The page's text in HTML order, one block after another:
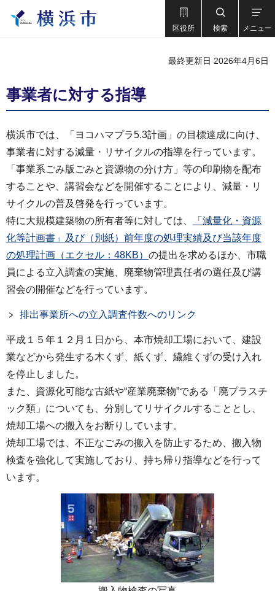
区役所 検索 メニュー
最終更新日 2026年4月6日
事業者に対する指導
横浜市では、「ヨコハマプラ5.3計画」の目標達成に向け、
事業者に対する減量・リサイクルの指導を行っています。
「事業系ごみ版ごみと資源物の分け方」等の印刷物を配布
することや、講習会などを開催することにより、減量・リ
サイクルの普及啓発を行っています。
特に大規模建築物の所有者等に対しては、
「減量化・資源
化等計画書」及び（別紙）前年度の処理実績及び当該年度
の処理計画（エクセル：48KB） の提出を求めるほか、市職
員による立入調査の実施、廃棄物管理責任者の選任及び講
習会の開催などを行っています。
排出事業所への立入調査件数へのリンク
平成１５年１２月１日から、本市焼却工場において、建設
業などから発生する木くず、紙くず、繊維くずの受け入れ
を停止しました。
また、資源化可能な古紙や“産業廃棄物”である「廃プラスチ
ック類」についても、分別してリサイクルすることとし、
焼却工場への搬入をお断りしています。
焼却工場では、不正なごみの搬入を防止するため、搬入物
検査を強化して実施しており、持ち帰り指導などを行って
います。